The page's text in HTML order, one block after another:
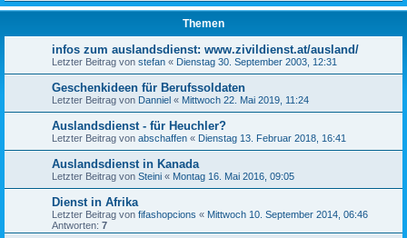
Themen
infos zum auslandsdienst: www.zivildienst.at/ausland/
Letzter Beitrag von stefan « Dienstag 30. September 2003, 12:31
Geschenkideen für Berufssoldaten
Letzter Beitrag von Danniel « Mittwoch 22. Mai 2019, 11:24
Auslandsdienst - für Heuchler?
Letzter Beitrag von abschaffen « Dienstag 13. Februar 2018, 16:41
Auslandsdienst in Kanada
Letzter Beitrag von Steini « Montag 16. Mai 2016, 09:05
Dienst in Afrika
Letzter Beitrag von fifashopcions « Mittwoch 10. September 2014, 06:46
Antworten: 7